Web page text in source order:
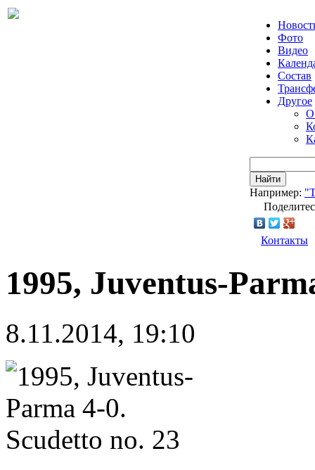
Фото
Видео
Состав
Другое
О
Найти
Например:
Контакты
1995, Juventus-
8.11.2014, 19:10